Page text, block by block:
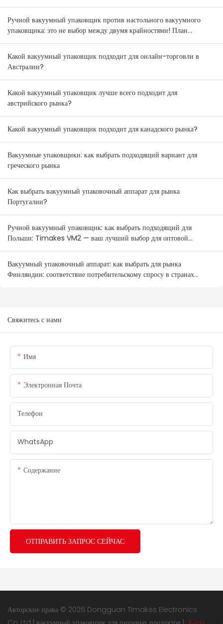
Ручной вакуумный упаковщик против настольного вакуумного
упаковщика: это не выбор между двумя крайностями! План
комбинирования товаров для оптовиков Австралии и Новой
Зеландии.
Какой вакуумный упаковщик подходит для онлайн-торговли в
Австралии?
Какой вакуумный упаковщик лучше всего подходит для
австрийского рынка?
Какой вакуумный упаковщик подходит для канадского рынка?
Вакуумные упаковщики: как выбрать подходящий вариант для
греческого рынка
Как выбрать вакуумный упаковочный аппарат для рынка
Португалии?
Ручной вакуумный упаковщик: как выбрать подходящий для
Польши: Timakes VM2 — ваш лучший выбор для оптовой
продажи.
Вакуумный упаковочный аппарат: как выбрать для рынка
Финляндии: соответствие потребительскому спросу в странах
Свяжитесь с нами
Имя
Электронная Почта
Телефон
WhatsApp
Содержание
ОТПРАВИТЬ ЗАПРОС СЕЙЧАС
Авторские права © 2026 Dongguan Timakes Electronics